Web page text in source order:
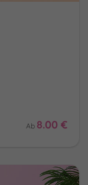
Ab 8.00 €